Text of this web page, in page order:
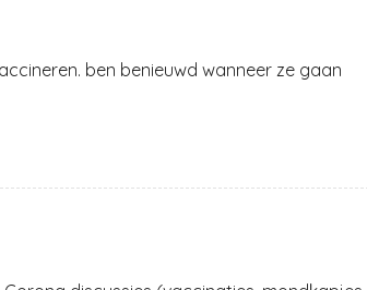
ben benieuwd wanneer ze gaan